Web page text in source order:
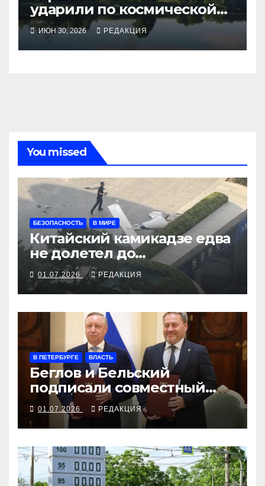
ударили по космической
связи в Подмосковье
ИЮН 30, 2026 РЕДАКЦИЯ
You missed
БЕЗОПАСНОСТЬ В МИРЕ
Китайский камикадзе едва
не долетел до
Чжуннаньхая
01.07.2026 РЕДАКЦИЯ
В ПЕТЕРБУРГЕ ВЛАСТЬ
Беглов и Бельский
подписали совместный
план на годы будущего
ЗакСа
01.07.2026 РЕДАКЦИЯ